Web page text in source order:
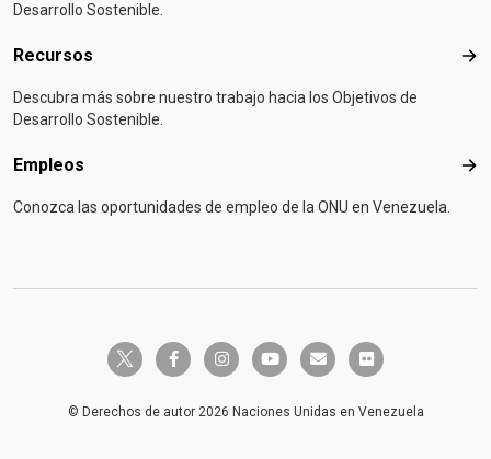
Desarrollo Sostenible.
Recursos
Descubra más sobre nuestro trabajo hacia los Objetivos de
Desarrollo Sostenible.
Empleos
Conozca las oportunidades de empleo de la ONU en Venezuela.
twitter-x facebook-finstagramyoutube envelopeflickr
© Derechos de autor 2026 Naciones Unidas en Venezuela